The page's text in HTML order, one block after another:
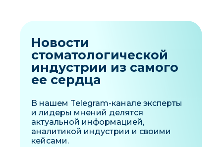
Новости
стоматологической
индустрии из самого
ее сердца
В нашем Telegram-канале эксперты
и лидеры мнений делятся
актуальной информацией,
аналитикой индустрии и своими
кейсами.